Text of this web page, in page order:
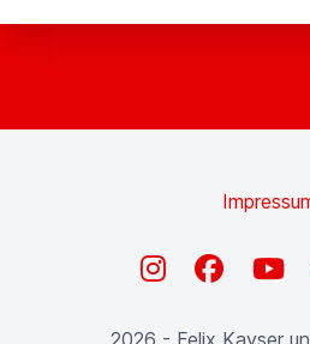
InstagramFacebook
2026 - Felix Kayser